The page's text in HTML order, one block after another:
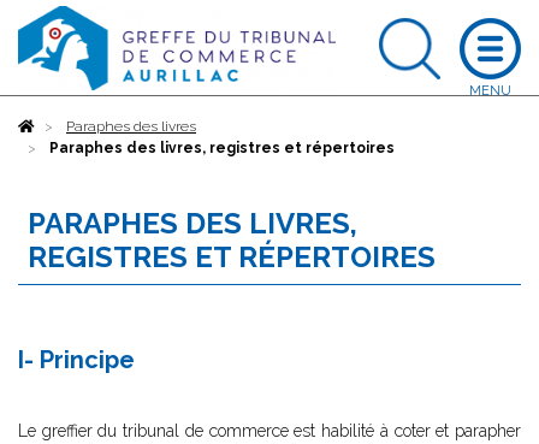
AccueilParaphes des livres
Paraphes des livres, registres et répertoires
PARAPHES DES LIVRES,
REGISTRES ET RÉPERTOIRES
I- Principe
Le greffier du tribunal de commerce est habilité à coter et parapher